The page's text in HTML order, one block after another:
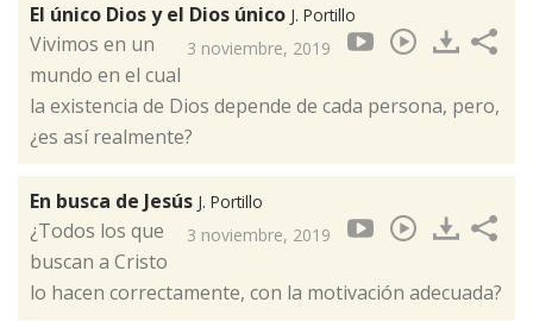
El único Dios y el Dios único J. Portillo
3 noviembre, 2019
Vivimos en un
mundo en el cual
la existencia de Dios depende de cada persona, pero,
¿es así realmente?
En busca de Jesús J. Portillo
3 noviembre, 2019
¿Todos los que
buscan a Cristo
lo hacen correctamente, con la motivación adecuada?